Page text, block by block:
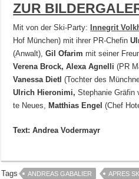
ZUR
Mit von der Ski-Party: Innegrit
Hof München) mit ihrer PR-Chefin
(Anwalt),Gil Ofarim mit seiner
Verena Brock, Alexa Agnelli (PR
Vanessa Dietl (Tochter des
Ulrich Hieronimi, Stephanie Gräfin
te Neues, Matthias Engel(Chef
Text: Andrea Vodermayr
Tags ANDREAS GABALIER
APRES